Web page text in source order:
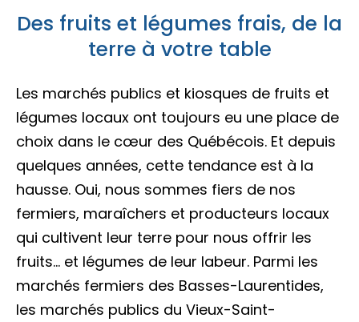
Nature, plein air et activités familiales
Hôtels et motels
Pique-nique et repas pour emporter
Restaurants
Escapades gourmandes
Escapades familiales
Escapades bien-être
Trouvez des escapades
MRC d'Argenteuil
MRC Thérèse-De Blainville
Blogue
Carte des attraits
Calendrier
Mariages
Accès membre
Des fruits et légumes frais, de la
terre à votre table
Les marchés publics et kiosques de fruits et
légumes locaux ont toujours eu une place de
choix dans le cœur des Québécois. Et depuis
quelques années, cette tendance est à la
hausse. Oui, nous sommes fiers de nos
fermiers, maraîchers et producteurs locaux
qui cultivent leur terre pour nous offrir les
fruits... et légumes de leur labeur. Parmi les
marchés fermiers des Basses-Laurentides,
les marchés publics du Vieux-Saint-